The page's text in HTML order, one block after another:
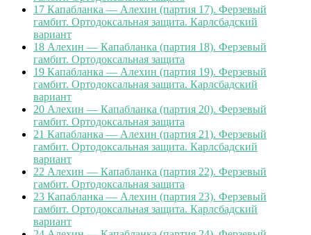
17 Капабланка — Алехин (партия 17). Ферзевый
гамбит. Ортодоксальная защита. Карлсбадский
вариант
18 Алехин — Капабланка (партия 18). Ферзевый
гамбит. Ортодоксальная защита
19 Капабланка — Алехин (партия 19). Ферзевый
гамбит. Ортодоксальная защита. Карлсбадский
вариант
20 Алехин — Капабланка (партия 20). Ферзевый
гамбит. Ортодоксальная защита
21 Капабланка — Алехин (партия 21). Ферзевый
гамбит. Ортодоксальная защита. Карлсбадский
вариант
22 Алехин — Капабланка (партия 22). Ферзевый
гамбит. Ортодоксальная защита
23 Капабланка — Алехин (партия 23). Ферзевый
гамбит. Ортодоксальная защита. Карлсбадский
вариант